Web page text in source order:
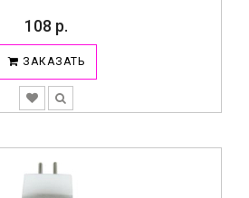
108 р.
ЗАКАЗАТЬ